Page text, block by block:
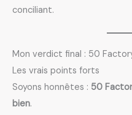
conciliant.
Mon verdict final : 50
Les vrais points forts
Soyons honnêtes : 50
bien.